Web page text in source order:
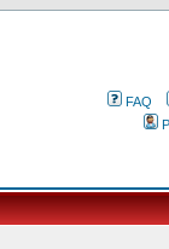
FAQ